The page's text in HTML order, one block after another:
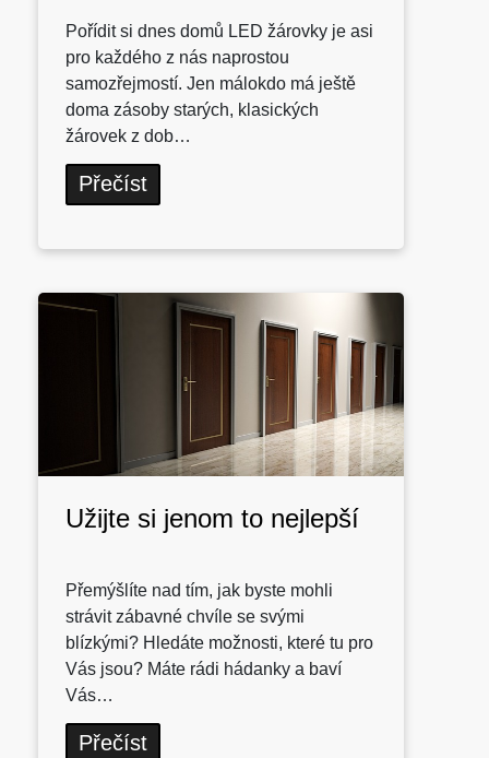
Pořídit si dnes domů LED žárovky je asi
pro každého z nás naprostou
samozřejmostí. Jen málokdo má ještě
doma zásoby starých, klasických
žárovek z dob…
Přečíst
Užijte si jenom to nejlepší
Přemýšlíte nad tím, jak byste mohli
strávit zábavné chvíle se svými
blízkými? Hledáte možnosti, které tu pro
Vás jsou? Máte rádi hádanky a baví
Vás…
Přečíst